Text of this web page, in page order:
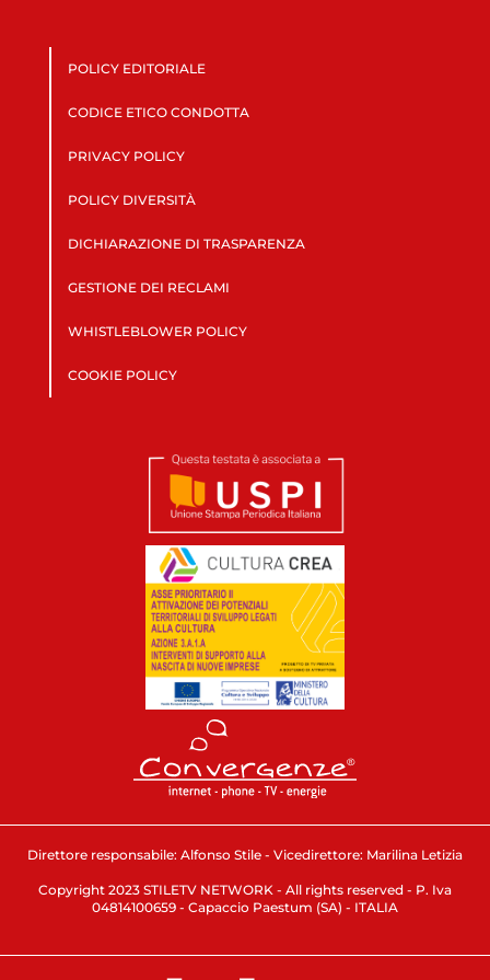
POLICY EDITORIALE
CODICE ETICO CONDOTTA
PRIVACY POLICY
POLICY DIVERSITÀ
DICHIARAZIONE DI TRASPARENZA
GESTIONE DEI RECLAMI
WHISTLEBLOWER POLICY
COOKIE POLICY
Direttore responsabile: Alfonso Stile - Vicedirettore: Marilina Letizia
Copyright 2023 STILETV NETWORK - All rights reserved - P. Iva
04814100659 - Capaccio Paestum (SA) - ITALIA